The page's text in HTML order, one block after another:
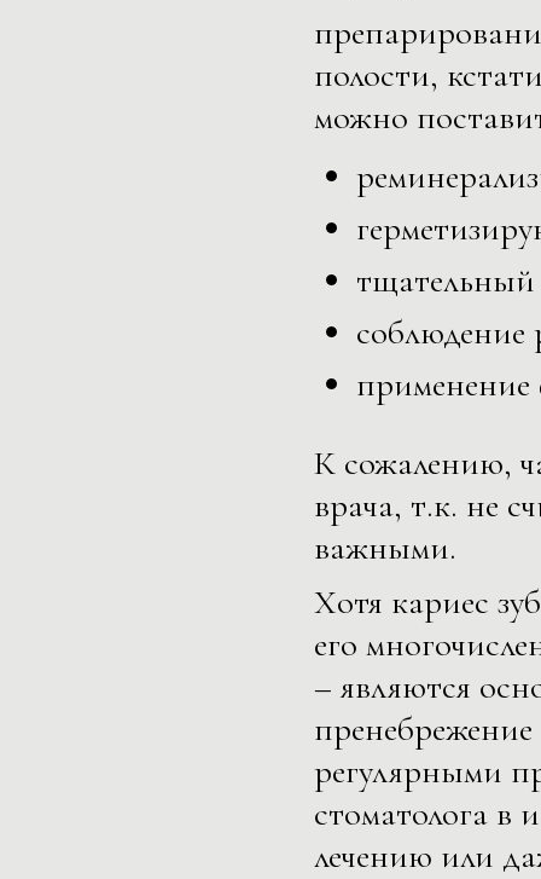
полости,
можно
тщательный
К сожалению,
врача, т.к. не
важными.
Хотя кариес
его
– являются
регулярными
стоматолога в
лечению или